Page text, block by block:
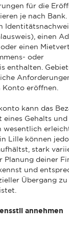
für die
je nach Bank.
einen
einen
oder
enthalten.
eröffnen.
kann das
eines Gehalts
wesentlich
Lille können
stark
deiner
und
Übergang zu
annehmen